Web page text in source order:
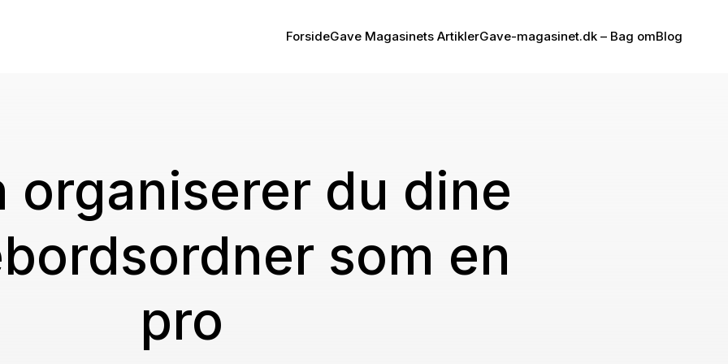
ForsideGave Magasinets ArtiklerGave-magasinet.dk – Bag omBlog
organiserer du dine
som en
pro